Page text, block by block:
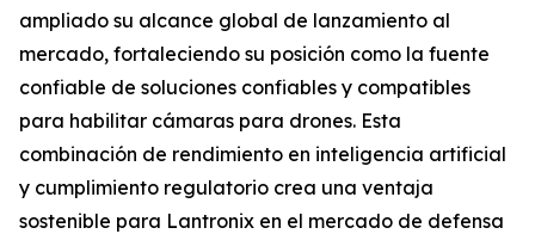
ampliado su alcance global de lanzamiento al
mercado, fortaleciendo su posición como la fuente
confiable de soluciones confiables y compatibles
para habilitar cámaras para drones. Esta
combinación de rendimiento en inteligencia artificial
y cumplimiento regulatorio crea una ventaja
sostenible para Lantronix en el mercado de defensa